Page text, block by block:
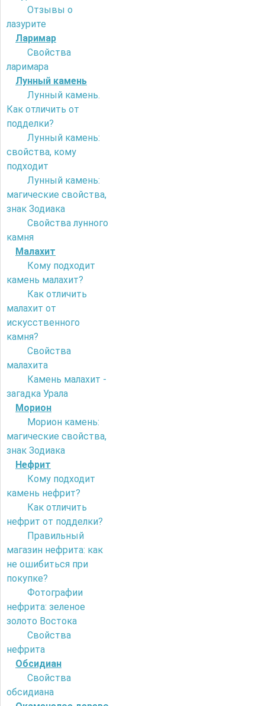
Отзывы о
лазурите
Ларимар
Свойства
ларимара
Лунный камень
Лунный камень.
Как отличить от
подделки?
Лунный камень:
свойства, кому
подходит
Лунный камень:
магические свойства,
знак Зодиака
Свойства лунного
камня
Малахит
Кому подходит
камень малахит?
Как отличить
малахит от
искусственного
камня?
Свойства
малахита
Камень малахит -
загадка Урала
Морион
Морион камень:
магические свойства,
знак Зодиака
Нефрит
Кому подходит
камень нефрит?
Как отличить
нефрит от подделки?
Правильный
магазин нефрита: как
не ошибиться при
покупке?
Фотографии
нефрита: зеленое
золото Востока
Свойства
нефрита
Обсидиан
Свойства
обсидиана